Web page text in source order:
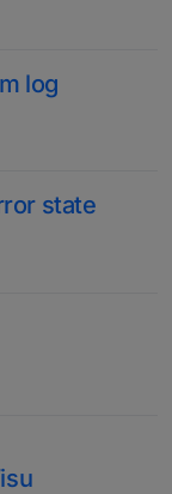
log
state